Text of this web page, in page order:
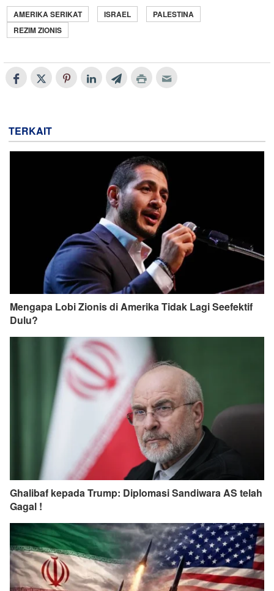
AMERIKA SERIKAT ISRAEL
PALESTINA
REZIM ZIONIS
TERKAIT
Mengapa Lobi Zionis di Amerika Tidak Lagi Seefektif
Dulu?
Ghalibaf kepada Trump: Diplomasi Sandiwara AS telah
Gagal !